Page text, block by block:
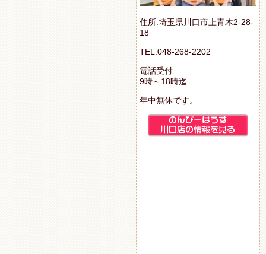
住所.埼玉県川口市上青木2-28-
18
TEL.048-268-2202
電話受付
9時～18時迄
年中無休です。